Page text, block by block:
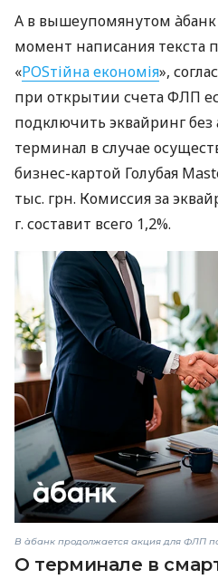
А в вышеупомянутом
момент написания текста
«POSтійна економія»,
при открытии счета ФЛП
подключить эквайринг без
терминал в случае
бизнес-картой Голубая
тыс. грн. Комиссия за
г. составит всего 1,2%.
В àбанк продолжается акция для ФЛП
О терминале в